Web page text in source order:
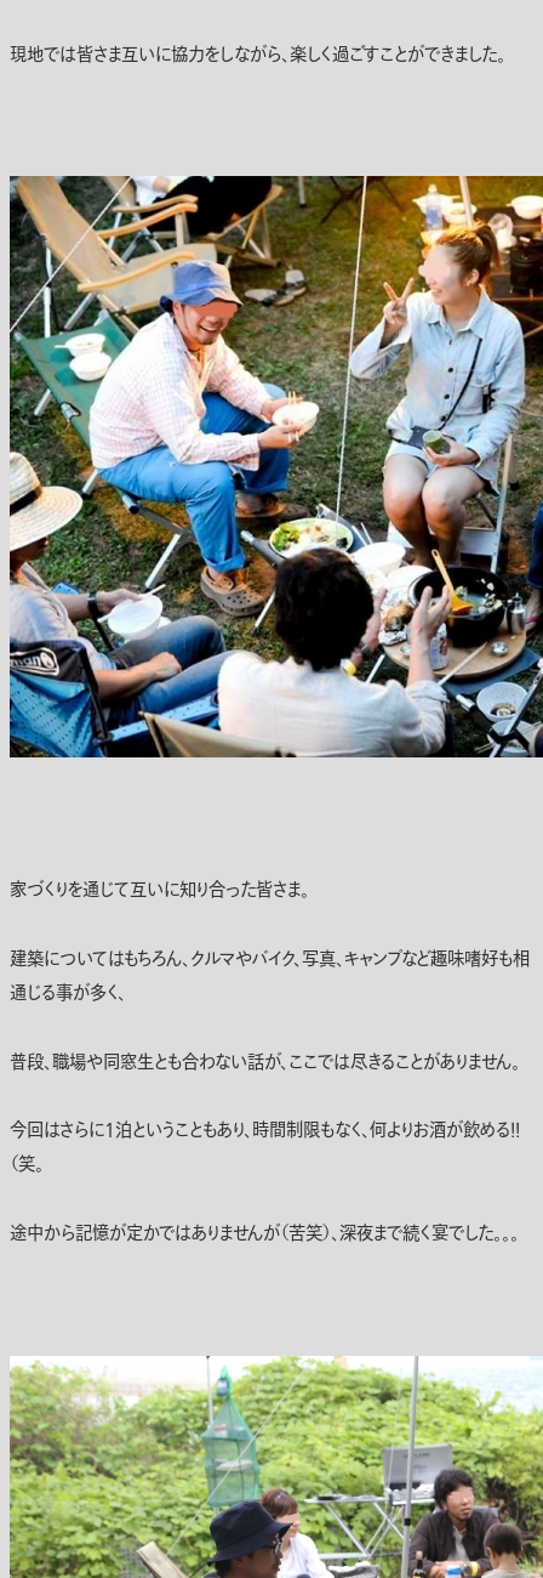
現地では皆さま互いに協力をしながら、楽しく過ごすことができました。
家づくりを通じて互いに知り合った皆さま。
建築についてはもちろん、クルマやバイク、写真、キャンプなど趣味嗜好も相
通じる事が多く、
普段、職場や同窓生とも合わない話が、ここでは尽きることがありません。
今回はさらに1泊ということもあり、時間制限もなく、何よりお酒が飲める！！
（笑。
途中から記憶が定かではありませんが（苦笑）、深夜まで続く宴でした。。。